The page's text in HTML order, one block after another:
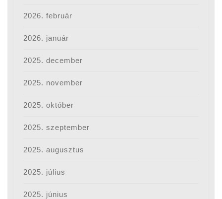
2026. február
2026. január
2025. december
2025. november
2025. október
2025. szeptember
2025. augusztus
2025. július
2025. június